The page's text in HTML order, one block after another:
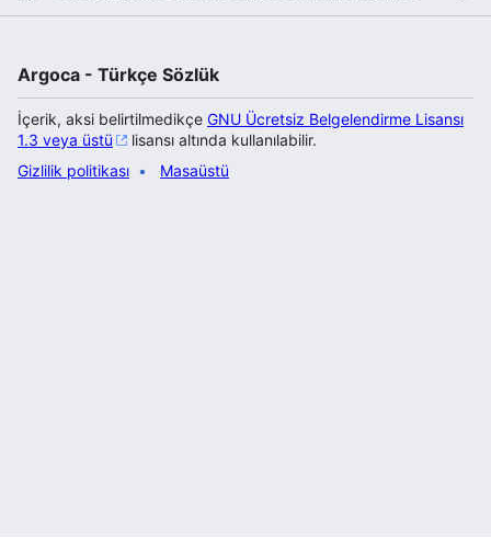
Argoca - Türkçe Sözlük
İçerik, aksi belirtilmedikçe GNU Ücretsiz Belgelendirme Lisansı
1.3 veya üstü
lisansı altında kullanılabilir.
Gizlilik politikası
Masaüstü